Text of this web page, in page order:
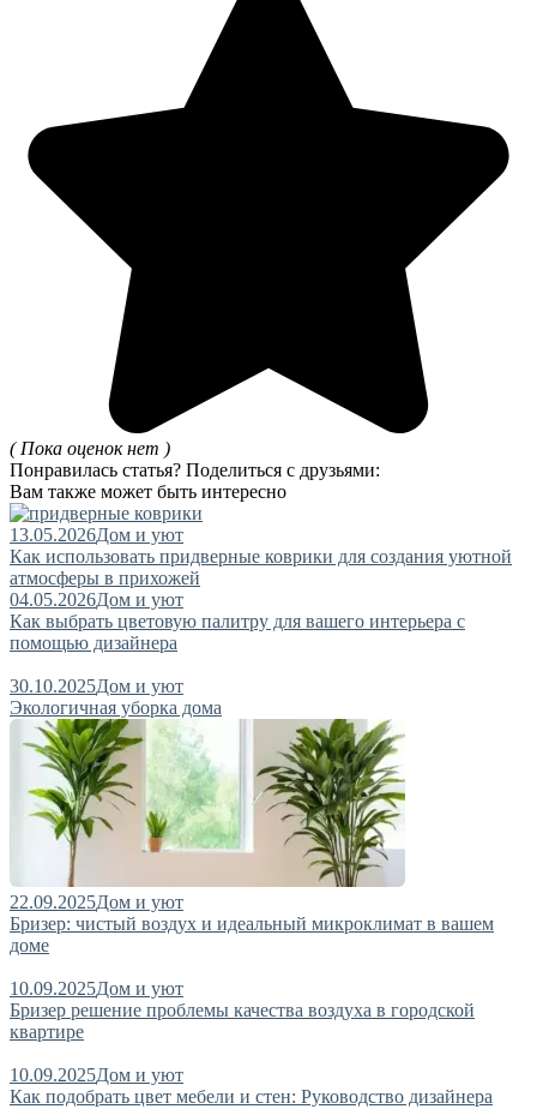
( Пока оценок нет )
Понравилась статья? Поделиться с друзьями:
Вам также может быть интересно
13.05.2026Дом и уют
Как использовать придверные коврики для создания уютной
атмосферы в прихожей
04.05.2026Дом и уют
Как выбрать цветовую палитру для вашего интерьера с
помощью дизайнера
30.10.2025Дом и уют
Экологичная уборка дома
22.09.2025Дом и уют
Бризер: чистый воздух и идеальный микроклимат в вашем
доме
10.09.2025Дом и уют
Бризер решение проблемы качества воздуха в городской
квартире
10.09.2025Дом и уют
Как подобрать цвет мебели и стен: Руководство дизайнера